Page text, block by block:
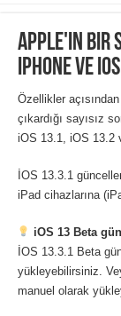
Apple'ın bir
iPhone ve
Özellikler
çıkardığı sayısız
iOS 13.1, iOS 13.2
İOS 13.3.1
iPad cihazlarına
iOS 13 Beta
İOS 13.3.1 Beta
yükleyebilirsiniz.
manuel olarak